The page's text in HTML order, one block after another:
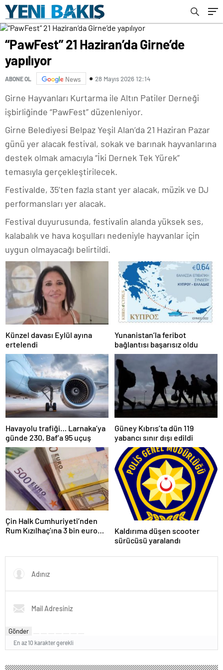
“PawFest” 21 Haziran’da Girne’de
yapılıyor
ABONE OL News 28 Mayıs 2026 12:14
Girne Hayvanları Kurtarma ile Altın Patiler Derneği
işbirliğinde “PawFest” düzenleniyor.
Girne Belediyesi Belpaz Yeşil Alan’da 21 Haziran Pazar
günü yer alacak festival, sokak ve barınak hayvanlarına
destek olmak amacıyla “İki Dernek Tek Yürek”
temasıyla gerçekleştirilecek.
Festivalde, 35’ten fazla stant yer alacak, müzik ve DJ
performansları yer alacak.
Festival duyurusunda, festivalin alanda yüksek ses,
kalabalık ve hava koşulları nedeniyle hayvanlar için
uygun olmayacağı belirtildi.
Künzel davası Eylül ayına
ertelendi
Yunanistan’la feribot
bağlantısı başarısız oldu
Havayolu trafiği… Larnaka’ya
günde 230, Baf’a 95 uçuş
Güney Kıbrıs’ta dün 119
yabancı sınır dışı edildi
Çin Halk Cumhuriyeti’nden
Rum Kızılhaç’ına 3 bin euro
Kaldırıma düşen scooter
sürücüsü yaralandı
Gönder
En az 10 karakter gerekli